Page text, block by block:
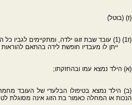
(ז) (בוטל)
(ז1) (1) עובד שבת זוגו ילדה, ומתקיימים לגביו כל התנאים המפורטים להלן,
ייתן לו מעבדיו חופשת לידה בהתאם להוראות
(א) הילד נמצא עמו ובהחזקתו;
(ב) הילד נמצא בטיפולו הבלעדי של העובד
הנכות או המחלה כאמור בת הזוג אינה מסוגלת